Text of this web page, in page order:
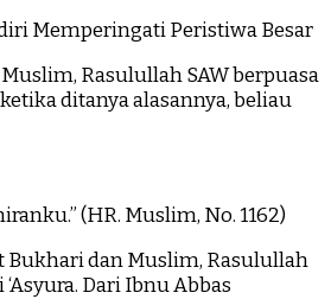
Memperingati Peristiwa Besar
Rasulullah SAW berpuasa
ditanya alasannya, beliau
(HR. Muslim, No. 1162)
Bukhari dan Muslim, Rasulullah
Dari Ibnu Abbas